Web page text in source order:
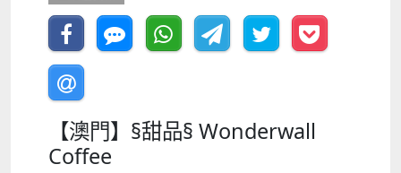
【澳門】§甜品§ Wonderwall
Coffee